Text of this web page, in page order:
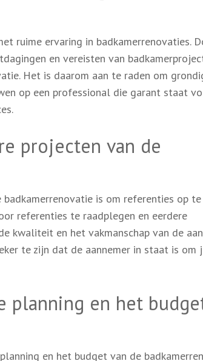
ruime ervaring in badkamerrenovaties.
en vereisten van
Het is daarom aan te raden om
op een professional die garant staat
projecten van de
is om referenties op te
referenties te raadplegen en eerdere
kwaliteit en het vakmanschap van de
te zijn dat de aannemer in staat is om
planning en het
en het budget van de